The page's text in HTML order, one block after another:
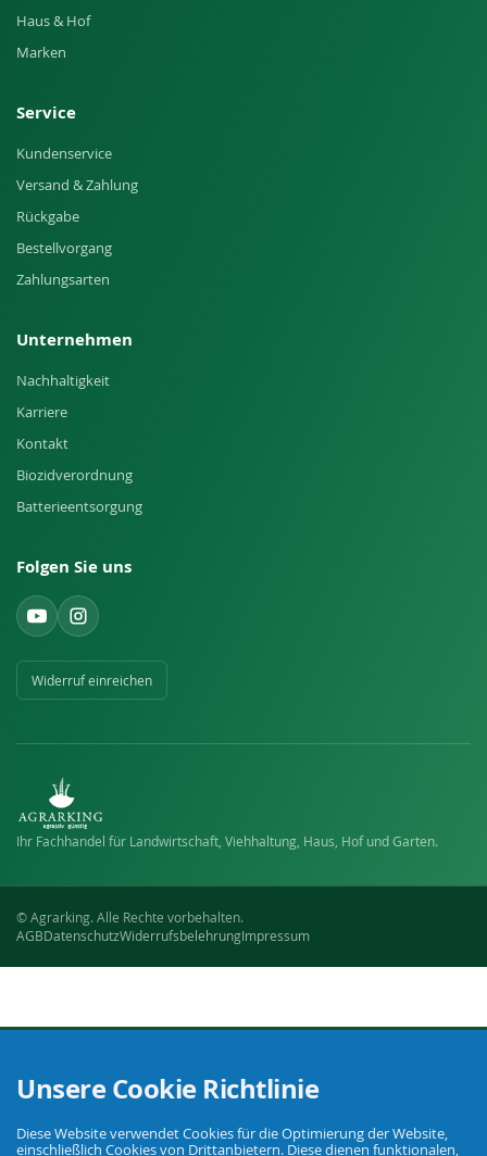
Haus & Hof
Marken
Service
Kundenservice
Versand & Zahlung
Rückgabe
Bestellvorgang
Zahlungsarten
Unternehmen
Nachhaltigkeit
Karriere
Kontakt
Biozidverordnung
Batterieentsorgung
Folgen Sie uns
Widerruf einreichen
Ihr Fachhandel für Landwirtschaft, Viehhaltung, Haus, Hof und Garten.
© Agrarking. Alle Rechte vorbehalten.
AGBDatenschutzWiderrufsbelehrungImpressum
Unsere Cookie Richtlinie
Diese Website verwendet Cookies für die Optimierung der Website,
einschließlich Cookies von Drittanbietern. Diese dienen funktionalen,